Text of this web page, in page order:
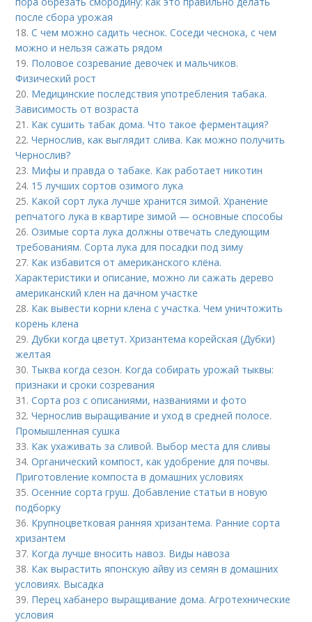
после сбора урожая
18.С чем можно садить чеснок. Соседи чеснока, с чем
можно и нельзя сажать рядом
19. Половое созревание девочек и мальчиков.
Физический рост
20. Медицинские последствия употребления табака.
Зависимость от возраста
21. Как сушить табак дома. Что такое ферментация?
22.Чернослив, как выглядит слива. Как можно получить
Чернослив?
23. Мифы и правда о табаке. Как работает никотин
24. 15 лучших сортов озимого лука
25. Какой сорт лука лучше хранится зимой. Хранение
репчатого лука в квартире зимой — основные способы
26.Озимые сорта лука должны отвечать следующим
требованиям. Сорта лука для посадки под зиму
27. Как избавится от американского клёна.
Характеристики и описание, можно ли сажать дерево
американский клен на дачном участке
28. Как вывести корни клена с участка. Чем уничтожить
корень клена
29. Дубки когда цветут. Хризантема корейская (Дубки)
желтая
30. Тыква когда сезон. Когда собирать урожай тыквы:
признаки и сроки созревания
31.Сорта роз с описаниями, названиями и фото
32.Чернослив выращивание и уход в средней полосе.
Промышленная сушка
33. Как ухаживать за сливой. Выбор места для сливы
34.Органический компост, как удобрение для почвы.
Приготовление компоста в домашних условиях
35.Осенние сорта груш. Добавление статьи в новую
подборку
36. Крупноцветковая ранняя хризантема. Ранние сорта
хризантем
37. Когда лучше вносить навоз. Виды навоза
38. Как вырастить японскую айву из семян в домашних
условиях. Высадка
39. Перец хабанеро выращивание дома. Агротехнические
условия